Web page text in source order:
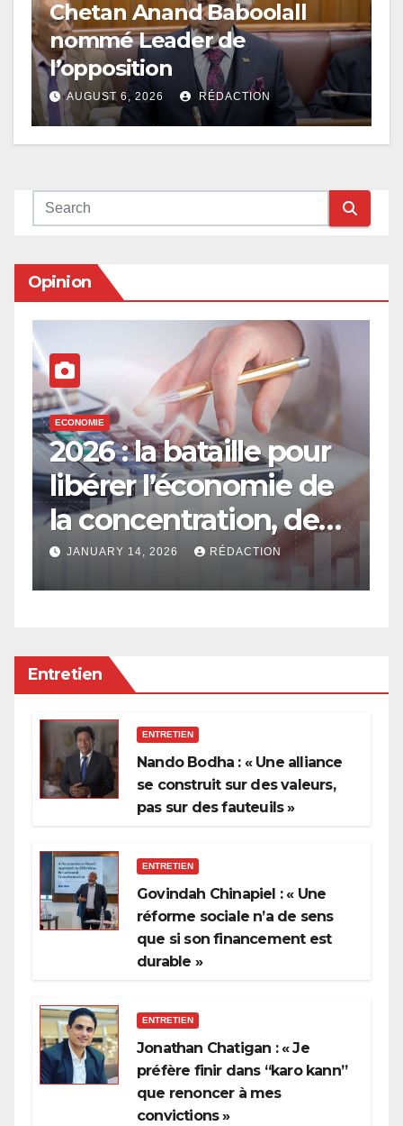
Chetan Anand Baboolall
nommé Leader de
l’opposition
AUGUST 6, 2026 RÉDACTION
Opinion
ECONOMIE
2026 : la bataille pour
libérer l’économie de
la concentration, de
l’oligarchie et des
privilèges hérités
JANUARY 14, 2026 RÉDACTION
Entretien
ENTRETIEN
Nando Bodha : « Une alliance
se construit sur des valeurs,
pas sur des fauteuils »
ENTRETIEN
Govindah Chinapiel : « Une
réforme sociale n’a de sens
que si son financement est
durable »
ENTRETIEN
Jonathan Chatigan : « Je
préfère finir dans “karo kann”
que renoncer à mes
convictions »